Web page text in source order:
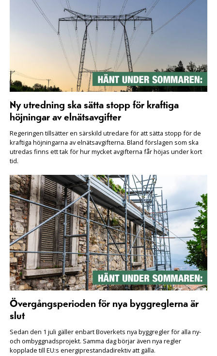
Ny utredning ska sätta stopp för kraftiga
höjningar av elnätsavgifter
Regeringen tillsätter en särskild utredare för att sätta stopp för de
kraftiga höjningarna av elnätsavgifterna. Bland förslagen som ska
utredas finns ett tak för hur mycket avgifterna får höjas under kort
tid.
Övergångsperioden för nya byggreglerna är
slut
Sedan den 1 juli gäller enbart Boverkets nya byggregler för alla ny-
och ombyggnadsprojekt. Samma dag börjar även nya regler
kopplade till EU:s energiprestandadirektiv att gälla.